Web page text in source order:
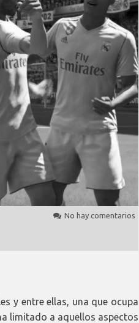
No hay comentarios
y entre ellas, una que ocupa
limitado a aquellos aspectos